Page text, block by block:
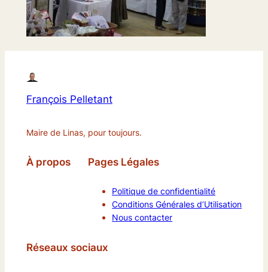
François Pelletant
Maire de Linas, pour toujours.
À propos Pages Légales
Politique de confidentialité
Conditions Générales d’Utilisation
Nous contacter
Réseaux sociaux